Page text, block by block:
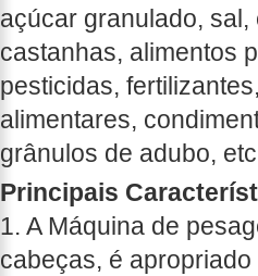
açúcar granulado,
castanhas, alimentos
pesticidas,
alimentares,
grânulos de adubo, etc
Principais
1. A Máquina de
cabeças, é